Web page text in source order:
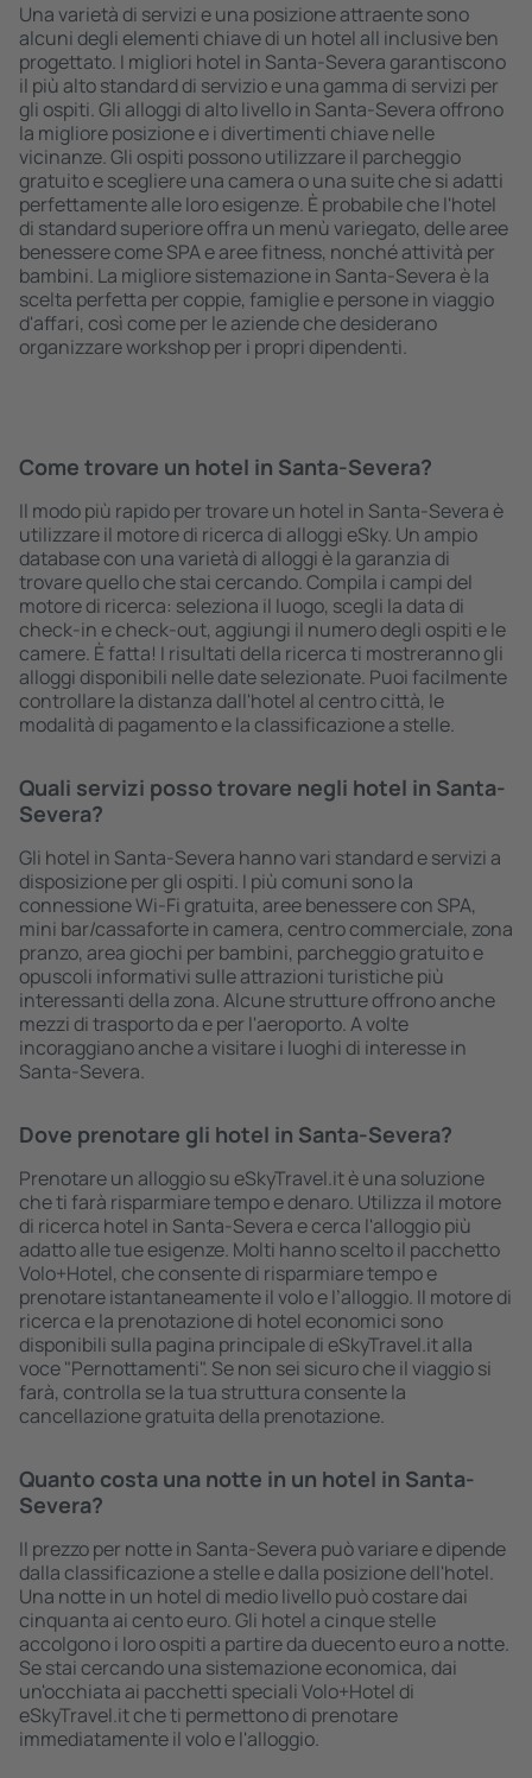
Una varietà di servizi e una posizione attraente sono
alcuni degli elementi chiave di un hotel all inclusive ben
progettato. I migliori hotel in Santa-Severa garantiscono
il più alto standard di servizio e una gamma di servizi per
gli ospiti. Gli alloggi di alto livello in Santa-Severa offrono
la migliore posizione e i divertimenti chiave nelle
vicinanze. Gli ospiti possono utilizzare il parcheggio
gratuito e scegliere una camera o una suite che si adatti
perfettamente alle loro esigenze. È probabile che l'hotel
di standard superiore offra un menù variegato, delle aree
benessere come SPA e aree fitness, nonché attività per
bambini. La migliore sistemazione in Santa-Severa è la
scelta perfetta per coppie, famiglie e persone in viaggio
d'affari, così come per le aziende che desiderano
organizzare workshop per i propri dipendenti.
Come trovare un hotel in Santa-Severa?
Il modo più rapido per trovare un hotel in Santa-Severa è
utilizzare il motore di ricerca di alloggi eSky. Un ampio
database con una varietà di alloggi è la garanzia di
trovare quello che stai cercando. Compila i campi del
motore di ricerca: seleziona il luogo, scegli la data di
check-in e check-out, aggiungi il numero degli ospiti e le
camere. È fatta! I risultati della ricerca ti mostreranno gli
alloggi disponibili nelle date selezionate. Puoi facilmente
controllare la distanza dall'hotel al centro città, le
modalità di pagamento e la classificazione a stelle.
Quali servizi posso trovare negli hotel in Santa-
Severa?
Gli hotel in Santa-Severa hanno vari standard e servizi a
disposizione per gli ospiti. I più comuni sono la
connessione Wi-Fi gratuita, aree benessere con SPA,
mini bar/cassaforte in camera, centro commerciale, zona
pranzo, area giochi per bambini, parcheggio gratuito e
opuscoli informativi sulle attrazioni turistiche più
interessanti della zona. Alcune strutture offrono anche
mezzi di trasporto da e per l'aeroporto. A volte
incoraggiano anche a visitare i luoghi di interesse in
Santa-Severa.
Dove prenotare gli hotel in Santa-Severa?
Prenotare un alloggio su eSkyTravel.it è una soluzione
che ti farà risparmiare tempo e denaro. Utilizza il motore
di ricerca hotel in Santa-Severa e cerca l'alloggio più
adatto alle tue esigenze. Molti hanno scelto il pacchetto
Volo+Hotel, che consente di risparmiare tempo e
prenotare istantaneamente il volo e l’alloggio. Il motore di
ricerca e la prenotazione di hotel economici sono
disponibili sulla pagina principale di eSkyTravel.it alla
voce "Pernottamenti". Se non sei sicuro che il viaggio si
farà, controlla se la tua struttura consente la
cancellazione gratuita della prenotazione.
Quanto costa una notte in un hotel in Santa-
Severa?
Il prezzo per notte in Santa-Severa può variare e dipende
dalla classificazione a stelle e dalla posizione dell'hotel.
Una notte in un hotel di medio livello può costare dai
cinquanta ai cento euro. Gli hotel a cinque stelle
accolgono i loro ospiti a partire da duecento euro a notte.
Se stai cercando una sistemazione economica, dai
un'occhiata ai pacchetti speciali Volo+Hotel di
eSkyTravel.it che ti permettono di prenotare
immediatamente il volo e l'alloggio.